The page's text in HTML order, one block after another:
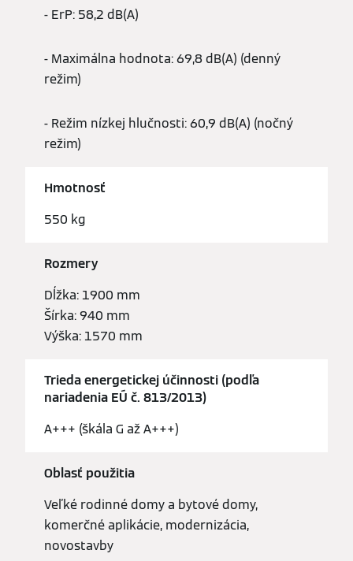
- ErP: 58,2 dB(A)
- Maximálna hodnota: 69,8 dB(A) (denný
režim)
- Režim nízkej hlučnosti: 60,9 dB(A) (nočný
režim)
Hmotnosť
550 kg
Rozmery
Dĺžka: 1900 mm
Šírka: 940 mm
Výška: 1570 mm
Trieda energetickej účinnosti (podľa
nariadenia EÚ č. 813/2013)
A+++ (škála G až A+++)
Oblasť použitia
Veľké rodinné domy a bytové domy,
komerčné aplikácie, modernizácia,
novostavby